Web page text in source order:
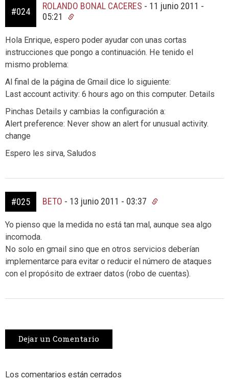
#024
ROLANDO BONAL CACERES - 11 junio 2011 -
05:21
Hola Enrique, espero poder ayudar con unas cortas
instrucciones que pongo a continuación. He tenido el
mismo problema:
Al final de la página de Gmail dice lo siguiente:
Last account activity: 6 hours ago on this computer. Details
Pinchas Details y cambias la configuración a:
Alert preference: Never show an alert for unusual activity.
change
Espero les sirva, Saludos
#025 BETO - 13 junio 2011 - 03:37
Yo pienso que la medida no está tan mal, aunque sea algo
incomoda.
No solo en gmail sino que en otros servicios deberían
implementarce para evitar o reducir el número de ataques
con el propósito de extraer datos (robo de cuentas).
Dejar un Comentario
Los comentarios están cerrados